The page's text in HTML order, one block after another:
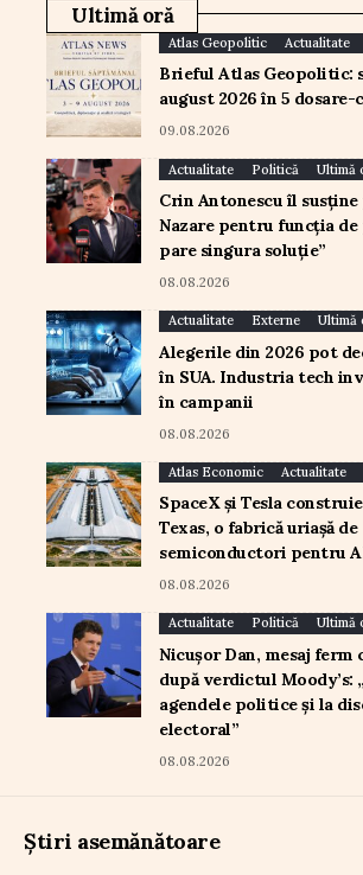
Ultimă oră
Atlas Geopolitic Actualitate
Brieful Atlas Geopolitic:
august 2026 în 5 dosare-
09.08.2026
Actualitate Politică Ultimă
Crin Antonescu îl
Nazare pentru funcția de
pare singura soluție”
08.08.2026
Actualitate Externe Ultimă
Alegerile din 2026 pot
în SUA. Industria tech
în campanii
08.08.2026
Atlas Economic Actualitate
SpaceX și Tesla
Texas, o fabrică uriașă de
semiconductori pentru
08.08.2026
Actualitate Politică Ultimă
Nicușor Dan, mesaj ferm
după verdictul Moody’s:
agendele politice și la
electoral”
08.08.2026
Știri asemănătoare